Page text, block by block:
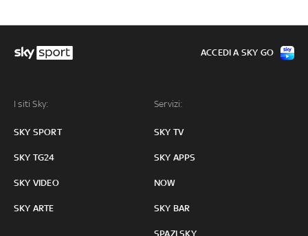
I siti Sky:
SKY SPORT
SKY TG24
SKY VIDEO
SKY ARTE
Servizi:
SKY TV
SKY APPS
NOW
SKY BAR
SPAZI SKY
ACCEDI A SKY GO